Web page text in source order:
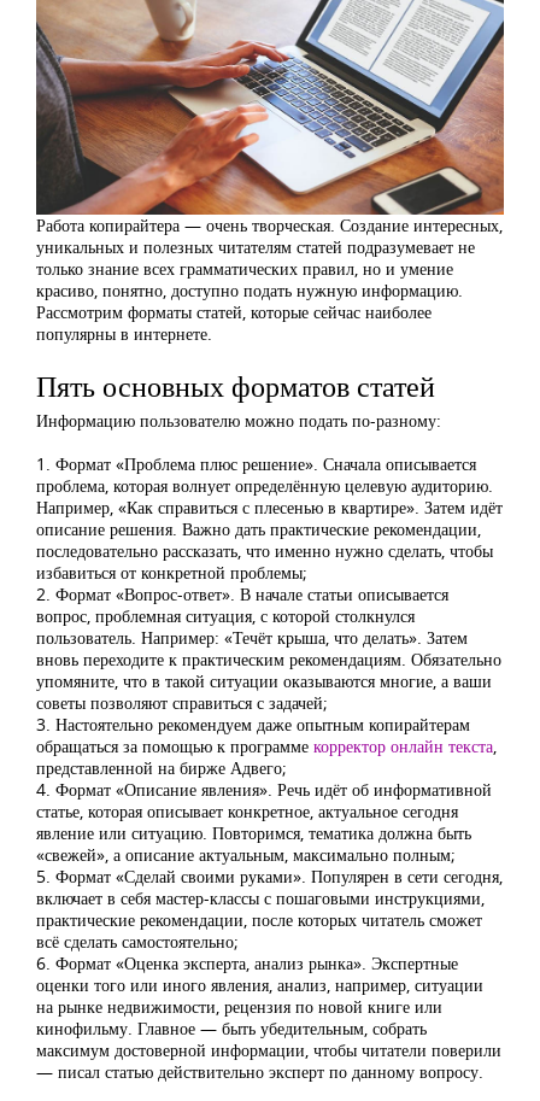
Работа копирайтера — очень творческая. Создание интересных,
уникальных и полезных читателям статей подразумевает не
только знание всех грамматических правил, но и умение
красиво, понятно, доступно подать нужную информацию.
Рассмотрим форматы статей, которые сейчас наиболее
популярны в интернете.
Пять основных форматов статей
Информацию пользователю можно подать по-разному:
1. Формат «Проблема плюс решение». Сначала описывается
проблема, которая волнует определённую целевую аудиторию.
Например, «Как справиться с плесенью в квартире». Затем идёт
описание решения. Важно дать практические рекомендации,
последовательно рассказать, что именно нужно сделать, чтобы
избавиться от конкретной проблемы;
2. Формат «Вопрос-ответ». В начале статьи описывается
вопрос, проблемная ситуация, с которой столкнулся
пользователь. Например: «Течёт крыша, что делать». Затем
вновь переходите к практическим рекомендациям. Обязательно
упомяните, что в такой ситуации оказываются многие, а ваши
советы позволяют справиться с задачей;
3. Настоятельно рекомендуем даже опытным копирайтерам
обращаться за помощью к программе корректор онлайн текста,
представленной на бирже Адвего;
4. Формат «Описание явления». Речь идёт об информативной
статье, которая описывает конкретное, актуальное сегодня
явление или ситуацию. Повторимся, тематика должна быть
«свежей», а описание актуальным, максимально полным;
5. Формат «Сделай своими руками». Популярен в сети сегодня,
включает в себя мастер-классы с пошаговыми инструкциями,
практические рекомендации, после которых читатель сможет
всё сделать самостоятельно;
6. Формат «Оценка эксперта, анализ рынка». Экспертные
оценки того или иного явления, анализ, например, ситуации
на рынке недвижимости, рецензия по новой книге или
кинофильму. Главное — быть убедительным, собрать
максимум достоверной информации, чтобы читатели поверили
— писал статью действительно эксперт по данному вопросу.